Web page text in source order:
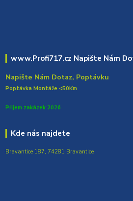
www.Profi717.cz Napište Nám
Napište Nám Dotaz, Poptávku
Poptávka Montáže <50Km
Přijem zakázek 2026
Kde nás najdete
Bravantice 187, 74281 Bravantice